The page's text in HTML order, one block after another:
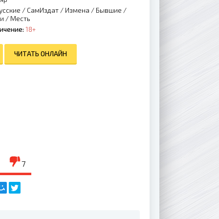
/ СамИздат / Измена / Бывшие /
/ Месть
18+
ЧИТАТЬ ОНЛАЙН
7